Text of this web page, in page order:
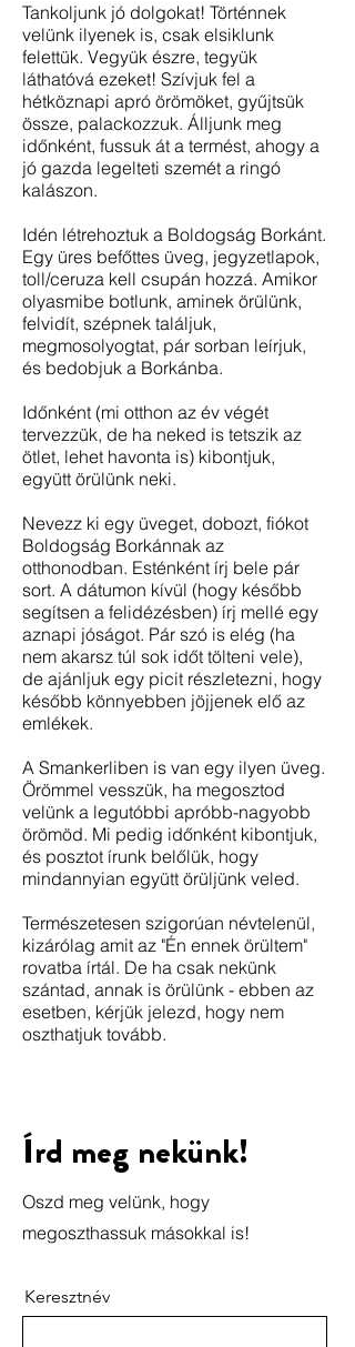
Tankoljunk jó dolgokat! Történnek
velünk ilyenek is, csak elsiklunk
felettük. Vegyük észre, tegyük
láthatóvá ezeket! Szívjuk fel a
hétköznapi apró örömöket, gyűjtsük
össze, palackozzuk. Álljunk meg
időnként, fussuk át a termést, ahogy a
jó gazda legelteti szemét a ringó
kalászon.
Idén létrehoztuk a Boldogság Borkánt.
Egy üres befőttes üveg, jegyzetlapok,
toll/ceruza kell csupán hozzá. Amikor
olyasmibe botlunk, aminek örülünk,
felvidít, szépnek találjuk,
megmosolyogtat, pár sorban leírjuk,
és bedobjuk a Borkánba.
Időnként (mi otthon az év végét
tervezzük, de ha neked is tetszik az
ötlet, lehet havonta is) kibontjuk,
együtt örülünk neki.
Nevezz ki egy üveget, dobozt, fiókot
Boldogság Borkánnak az
otthonodban. Esténként írj bele pár
sort. A dátumon kívül (hogy később
segítsen a felidézésben) írj mellé egy
aznapi jóságot. Pár szó is elég (ha
nem akarsz túl sok időt tölteni vele),
de ajánljuk egy picit részletezni, hogy
később könnyebben jöjjenek elő az
emlékek.
A Smankerliben is van egy ilyen üveg.
Örömmel vesszük, ha megosztod
velünk a legutóbbi apróbb-nagyobb
örömöd. Mi pedig időnként kibontjuk,
és posztot írunk belőlük, hogy
mindannyian együtt örüljünk veled.
Természetesen szigorúan névtelenül,
kizárólag amit az "Én ennek örültem"
rovatba írtál. De ha csak nekünk
szántad, annak is örülünk - ebben az
esetben, kérjük jelezd, hogy nem
oszthatjuk tovább.
Írd meg nekünk!
Oszd meg velünk, hogy
megoszthassuk másokkal is!
Keresztnév